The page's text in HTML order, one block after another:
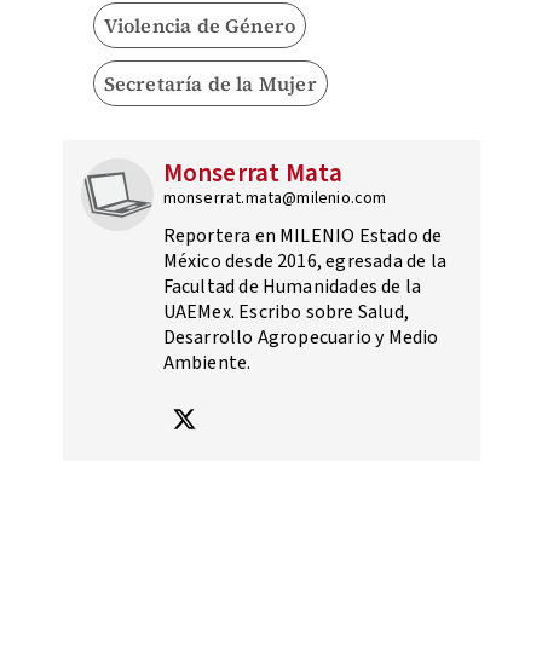
Violencia de Género
Secretaría de la Mujer
Monserrat Mata
monserrat.mata@milenio.com
Reportera en MILENIO Estado de
México desde 2016, egresada de la
Facultad de Humanidades de la
UAEMex. Escribo sobre Salud,
Desarrollo Agropecuario y Medio
Ambiente.